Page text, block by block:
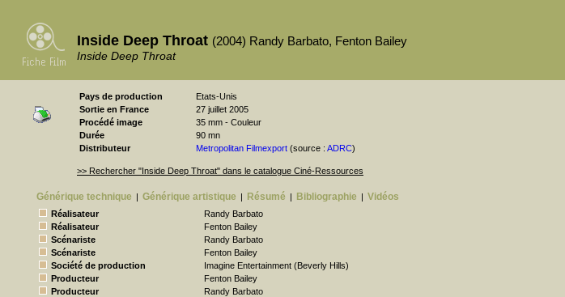
Inside Deep Throat (2004) Randy Barbato, Fenton Bailey
Inside Deep Throat
Pays de production
Etats-Unis
Sortie en France
27 juillet 2005
Procédé image
35 mm - Couleur
Durée
90 mn
Distributeur
Metropolitan Filmexport (source : ADRC)
>> Rechercher "Inside Deep Throat" dans le catalogue Ciné-Ressources
Générique technique | Générique artistique | Résumé | Bibliographie | Vidéos
Réalisateur
Randy Barbato
Réalisateur
Fenton Bailey
Scénariste
Randy Barbato
Scénariste
Fenton Bailey
Société de production
Imagine Entertainment (Beverly Hills)
Producteur
Fenton Bailey
Producteur
Randy Barbato